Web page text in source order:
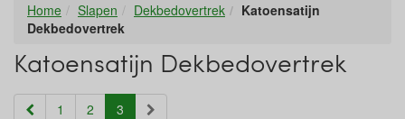
Home Slapen Dekbedovertrek
Katoensatijn
Dekbedovertrek
Katoensatijn Dekbedovertrek
1 2 3 (current)